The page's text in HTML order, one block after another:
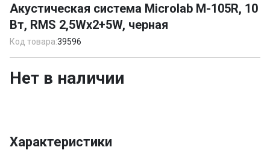
of
3
Акустическая система Microlab M-105R, 10
Вт, RMS 2,5Wx2+5W, черная
Код товара:39596
Нет в наличии
Характеристики